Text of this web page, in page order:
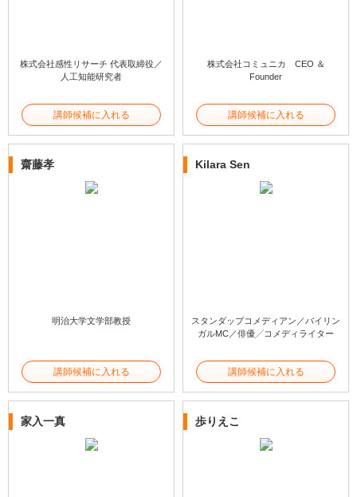
株式会社感性リサーチ 代表取締役／
人工知能研究者
講師候補に入れる
株式会社コミュニカ CEO ＆
Founder
講師候補に入れる
齋藤孝
明治大学文学部教授
講師候補に入れる
Kilara Sen
スタンダップコメディアン／バイリン
ガルMC／俳優╱コメディライター
講師候補に入れる
家入一真 歩りえこ